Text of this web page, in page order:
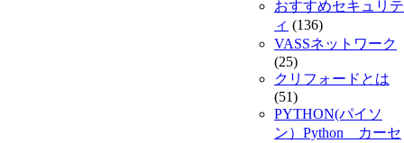
おすすめセキュリテ
ィ (136)
VASSネットワーク
(25)
クリフォードとは
(51)
PYTHON(パイソ
ン）Python カーセ